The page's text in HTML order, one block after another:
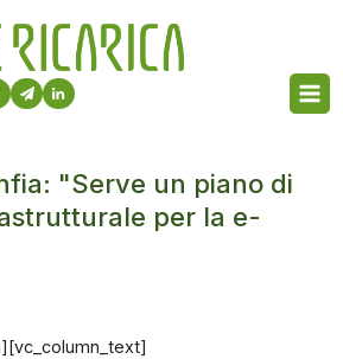
"Serve un piano di
per la e-